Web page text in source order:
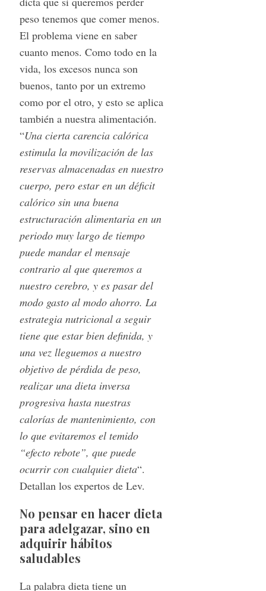
peso tenemos que comer menos.
El problema viene en saber
cuanto menos. Como todo en la
vida, los excesos nunca son
buenos, tanto por un extremo
como por el otro, y esto se aplica
también a nuestra alimentación.
“Una cierta carencia calórica
estimula la movilización de las
reservas almacenadas en nuestro
cuerpo, pero estar en un déficit
calórico sin una buena
estructuración alimentaria en un
periodo muy largo de tiempo
puede mandar el mensaje
contrario al que queremos a
nuestro cerebro, y es pasar del
modo gasto al modo ahorro. La
estrategia nutricional a seguir
tiene que estar bien definida, y
una vez lleguemos a nuestro
objetivo de pérdida de peso,
realizar una dieta inversa
progresiva hasta nuestras
calorías de mantenimiento, con
lo que evitaremos el temido
“efecto rebote”, que puede
ocurrir con cualquier dieta“.
Detallan los expertos de Lev.
No pensar en hacer dieta
para adelgazar, sino en
adquirir hábitos
saludables
La palabra dieta tiene un